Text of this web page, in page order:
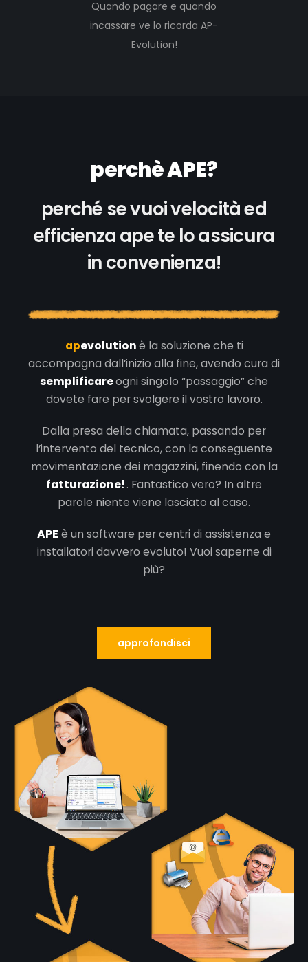
Quando pagare e quando
incassare ve lo ricorda AP-
Evolution!
perchè APE?
perché se vuoi velocità ed
efficienza ape te lo assicura
in convenienza!
apevolutionè la soluzione che ti
accompagna dall’inizio alla fine, avendo cura di
semplificareogni singolo “passaggio” che
dovete fare per svolgere il vostro lavoro.
Dalla presa della chiamata, passando per
l’intervento del tecnico, con la conseguente
movimentazione dei magazzini, finendo con la
fatturazione!. Fantastico vero? In altre
parole niente viene lasciato al caso.
APE è un software per centri di assistenza e
installatori davvero evoluto! Vuoi saperne di
più?
approfondisci